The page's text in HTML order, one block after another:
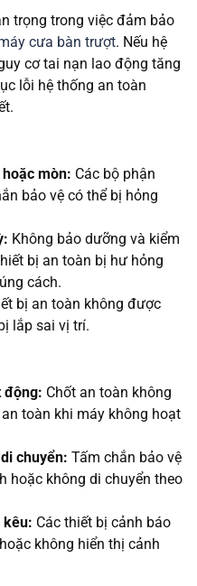
trọng trong việc đảm bảo
cưa bàn trượt. Nếu hệ
cơ tai nạn lao động tăng
lỗi hệ thống an toàn
mòn: Các bộ phận
bảo vệ có thể bị hỏng
Không bảo dưỡng và kiểm
bị an toàn bị hư hỏng
cách.
bị an toàn không được
lắp sai vị trí.
động: Chốt an toàn không
toàn khi máy không hoạt
chuyển: Tấm chắn bảo vệ
hoặc không di chuyển theo
kêu: Các thiết bị cảnh báo
không hiển thị cảnh